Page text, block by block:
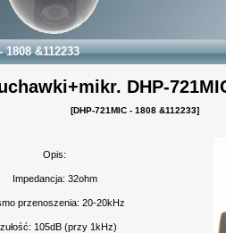
1808 &112233
DHP-
[DHP-721MIC - 1808 &112233]
Opis:
Impedancja: 32ohm
przenoszenia: 20-20kHz
105dB (przy 1kHz)